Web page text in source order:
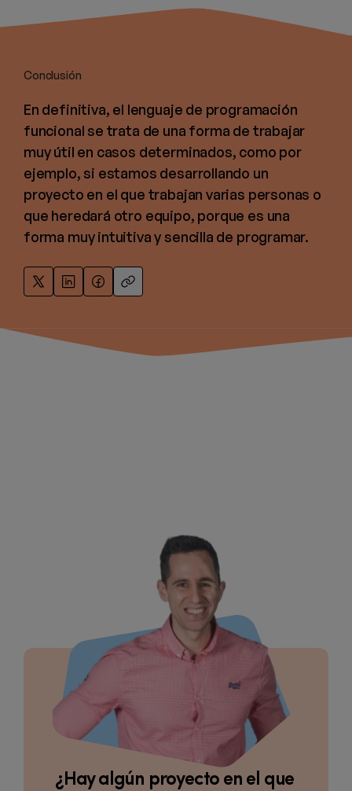
Conclusión
En definitiva, el lenguaje de programación
funcional se trata de una forma de trabajar
muy útil en casos determinados, como por
ejemplo, si estamos desarrollando un
proyecto en el que trabajan varias personas o
que heredará otro equipo, porque es una
forma muy intuitiva y sencilla de programar.
¿Hay algún proyecto en el que